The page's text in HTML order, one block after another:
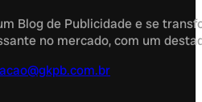
Blog de Publicidade e se
no mercado, com um